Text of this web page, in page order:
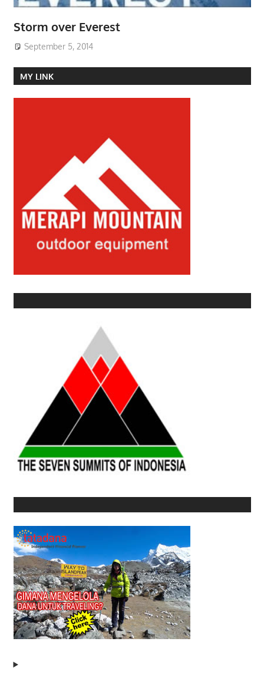
Storm over Everest
September 5, 2014
MY LINK